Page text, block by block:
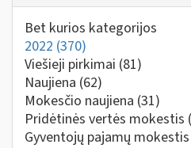
Bet kurios kategorijos
2022 (370)
Viešieji pirkimai (81)
Naujiena (62)
Mokesčio naujiena (31)
Pridėtinės vertės mokestis
Gyventojų pajamų mokestis